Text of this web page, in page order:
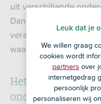
uit verschillende
Dan vertellen we je
veranderd. Zo weet je
waarvoor.
Het basistarief
onderdelen
Leuk dat je
We willen graag
cookies wordt
partners over
internetgedrag
persoonlijk
personaliseren wij